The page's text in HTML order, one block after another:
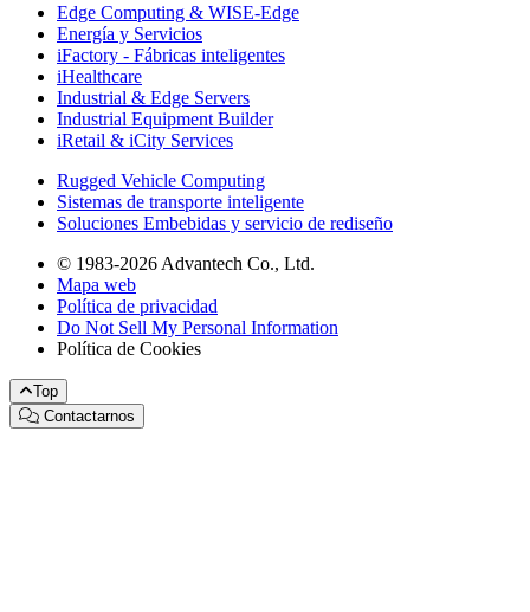
Edge Computing & WISE-Edge
Energía y Servicios
iFactory - Fábricas inteligentes
iHealthcare
Industrial & Edge Servers
Industrial Equipment Builder
iRetail & iCity Services
Rugged Vehicle Computing
Sistemas de transporte inteligente
Soluciones Embebidas y servicio de rediseño
© 1983-2026 Advantech Co., Ltd.
Mapa web
Política de privacidad
Do Not Sell My Personal Information
Política de Cookies
Top
Contactarnos